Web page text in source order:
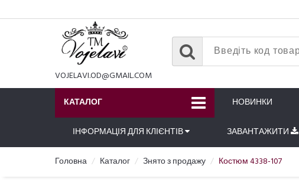
VOJELAVI.OD@GMAIL.COM
КАТАЛОГ НОВИНКИ
ІНФОРМАЦІЯ ДЛЯ КЛІЄНТІВ ЗАВАНТАЖИТИ
Головна Каталог Знято з продажу Костюм 4338-107